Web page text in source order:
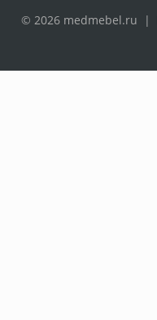
© 2026 medmebel.ru |